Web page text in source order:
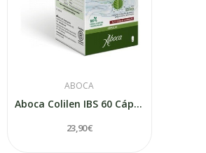
ABOCA
Aboca Colilen IBS 60 Cápsulas
23,90 €